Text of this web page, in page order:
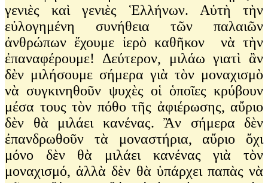
γενιὲς καὶ γενιὲς Ἑλλήνων. Αὐτὴ τὴν
εὐλογημένη συνήθεια τῶν παλαιῶν
ἀνθρώπων ἔχουμε ἱερὸ καθῆκον νὰ τὴν
ἐπαναφέρουμε! Δεύτερον, μιλάω γιατὶ ἂν
δὲν μιλήσουμε σήμερα γιὰ τὸν μοναχισμὸ
νὰ συγκινηθοῦν ψυχὲς οἱ ὁποῖες κρύβουν
μέσα τους τὸν πόθο τῆς ἀφιέρωσης, αὔριο
δὲν θὰ μιλάει κανένας. Ἂν σήμερα δὲν
ἐπανδρωθοῦν τὰ μοναστήρια, αὔριο ὄχι
μόνο δὲν θὰ μιλάει κανένας γιὰ τὸν
μοναχισμό, ἀλλὰ δὲν θὰ ὑπάρχει παπὰς νὰ